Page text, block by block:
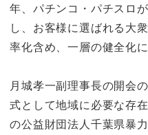
年、パチンコ・パチスロ
し、お客様に選ばれる大
率化含め、一層の健全化
月城孝一副理事長の開会
式として地域に必要な存
の公益財団法人千葉県暴